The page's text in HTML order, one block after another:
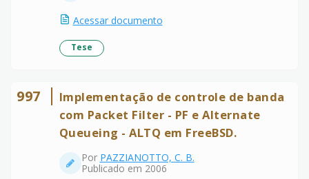
Acessar documento
Tese
997
Implementação de controle de banda
com Packet Filter - PF e Alternate
Queueing - ALTQ em FreeBSD.
Por PAZZIANOTTO, C. B.
Publicado em 2006